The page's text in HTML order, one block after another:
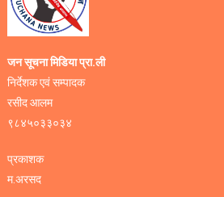
जन सूचना मिडिया प्रा.ली
निर्देशक एवं सम्पादक
रसीद आलम
९८४५०३३०३४
प्रकाशक
म.अरसद